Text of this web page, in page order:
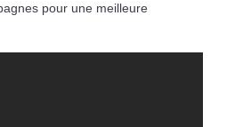
pour une meilleure